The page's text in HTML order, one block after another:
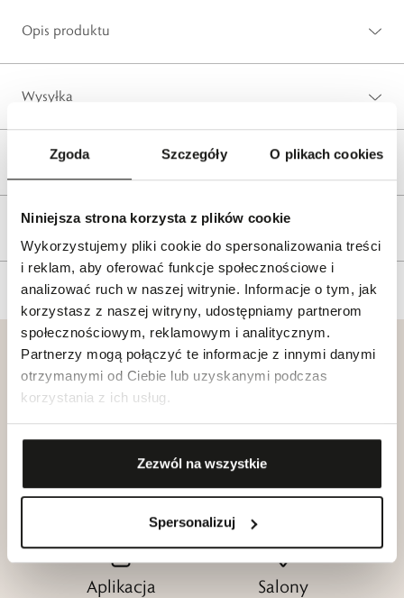
Zgoda Szczegóły O plikach cookies
Niniejsza strona korzysta z plików cookie
Wykorzystujemy pliki cookie do spersonalizowania treści
i reklam, aby oferować funkcje społecznościowe i
analizować ruch w naszej witrynie. Informacje o tym, jak
korzystasz z naszej witryny, udostępniamy partnerom
społecznościowym, reklamowym i analitycznym.
Partnerzy mogą połączyć te informacje z innymi danymi
otrzymanymi od Ciebie lub uzyskanymi podczas
korzystania z ich usług.
Zezwól na wszystkie
Spersonalizuj
Opis produktu
Wysyłka
Reklamacje i zwroty
Tagi
Klub dla
Przyjaciół
W.KRUK
Dołącz
W.KRUK
Zobacz
Aplikacja
Salony